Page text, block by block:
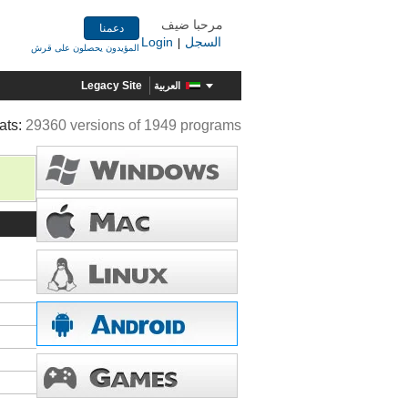
دعمنا
المؤيدون يحصلون على قرش
مرحبا ضيف
Login
السجل
Legacy Site العربية
29360 versions of 1949 programs